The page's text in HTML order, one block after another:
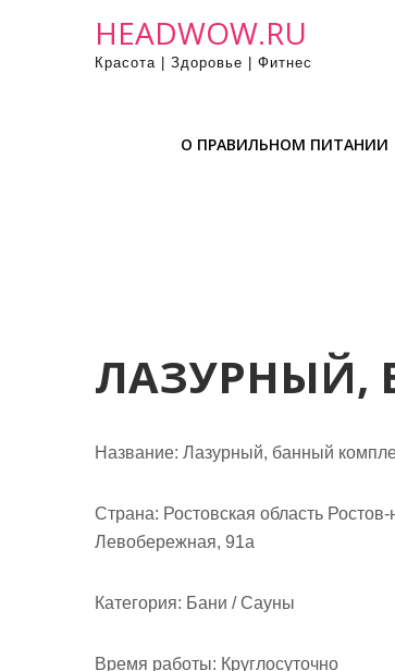
HEADWOW.RU
Красота | Здоровье | Фитнес
О ПРАВИЛЬНОМ ПИТАНИИ
ЛАЗУРНЫЙ,
Название: Лазурный, банный
Страна: Ростовская область
Левобережная, 91а
Категория: Бани / Сауны
Время работы: Круглосуточно